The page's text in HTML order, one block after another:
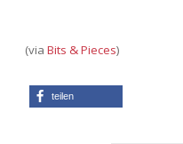
(via Bits & Pieces)
teilen